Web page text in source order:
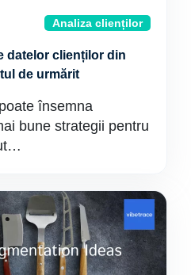
Analiza clienților
datelor clienților din
de urmărit
însemna
bune strategii pentru